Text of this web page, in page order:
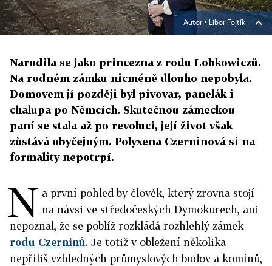
Autor ▪ Libor Fojtík
Narodila se jako princezna z rodu Lobkowiczů.
Na rodném zámku nicméně dlouho nepobyla.
Domovem jí později byl pivovar, panelák i
chalupa po Němcích. Skutečnou zámeckou
paní se stala až po revoluci, její život však
zůstává obyčejným. Polyxena Czerninová si na
formality nepotrpí.
N a první pohled by člověk, který zrovna stojí
na návsi ve středočeských Dymokurech, ani
nepoznal, že se poblíž rozkládá rozhlehlý zámek
rodu Czerninů. Je totiž v obležení několika
nepříliš vzhledných průmyslových budov a komínů,